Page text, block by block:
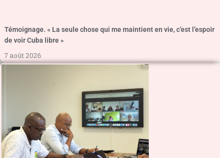
Témoignage. « La seule chose qui me maintient en vie, c’est l’espoir
de voir Cuba libre »
7 août 2026